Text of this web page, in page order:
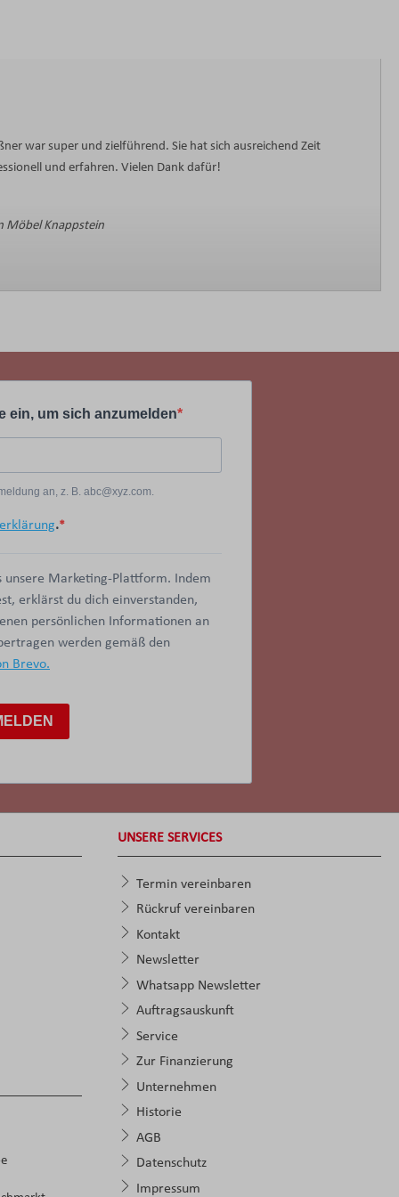
war super und zielführend. Sie hat sich ausreichend Zeit
und erfahren. Vielen Dank dafür!
Möbel Knappstein
ein, um sich anzumelden
an, z. B. abc@xyz.com.
.
unsere Marketing-Plattform. Indem
erklärst du dich einverstanden,
persönlichen Informationen an
werden gemäß den
Brevo.
UNSERE SERVICES
Termin vereinbaren
Rückruf vereinbaren
Kontakt
Newsletter
Whatsapp Newsletter
Auftragsauskunft
Service
Zur Finanzierung
Unternehmen
Historie
AGB
Datenschutz
Impressum